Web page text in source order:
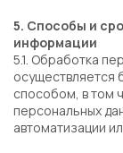
5. Способы и
информации
5.1. Обработка
осуществляется
способом, в том
персональных
автоматизации